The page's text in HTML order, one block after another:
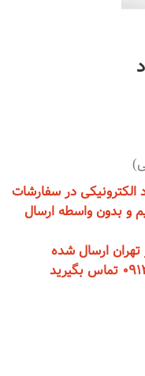
در سفارشات
و بدون واسطه ارسال